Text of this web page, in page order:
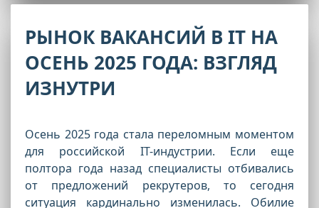
РЫНОК ВАКАНСИЙ В IT НА
ОСЕНЬ 2025 ГОДА: ВЗГЛЯД
ИЗНУТРИ
Осень 2025 года стала переломным моментом
для российской IT-индустрии. Если еще
полтора года назад специалисты отбивались
от предложений рекрутеров, то сегодня
ситуация кардинально изменилась. Обилие